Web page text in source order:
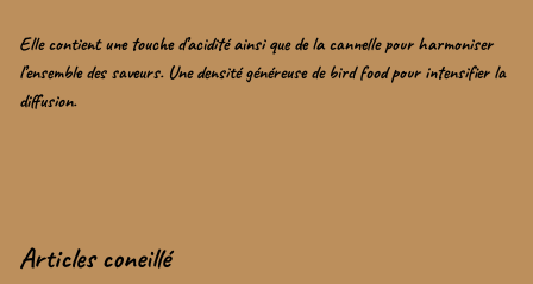
Elle contient une touche d’acidité ainsi que de la cannelle pour harmoniser
l’ensemble des saveurs. Une densité généreuse de bird food pour intensifier la
diffusion.
Articles coneillé